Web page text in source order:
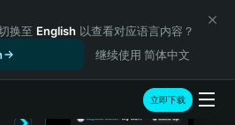
换至 English 以查看对应语言内容？
继续使用 简体中文
立即下载